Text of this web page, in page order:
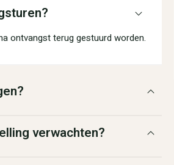
ontvangst terug gestuurd worden.
verwachten?